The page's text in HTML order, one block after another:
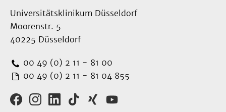
Universitätsklinikum Düsseldorf
Moorenstr. 5
40225 Düsseldorf
00 49 (0) 2 11 - 81 00
00 49 (0) 2 11 - 81 04 855